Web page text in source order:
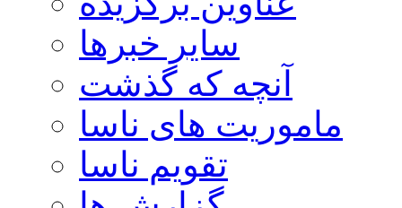
سایر خبرها
آنچه که گذشت
ماموریت های ناسا
تقویم ناسا